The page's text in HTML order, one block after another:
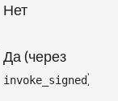
Нет
Да (через
invoke_signed)